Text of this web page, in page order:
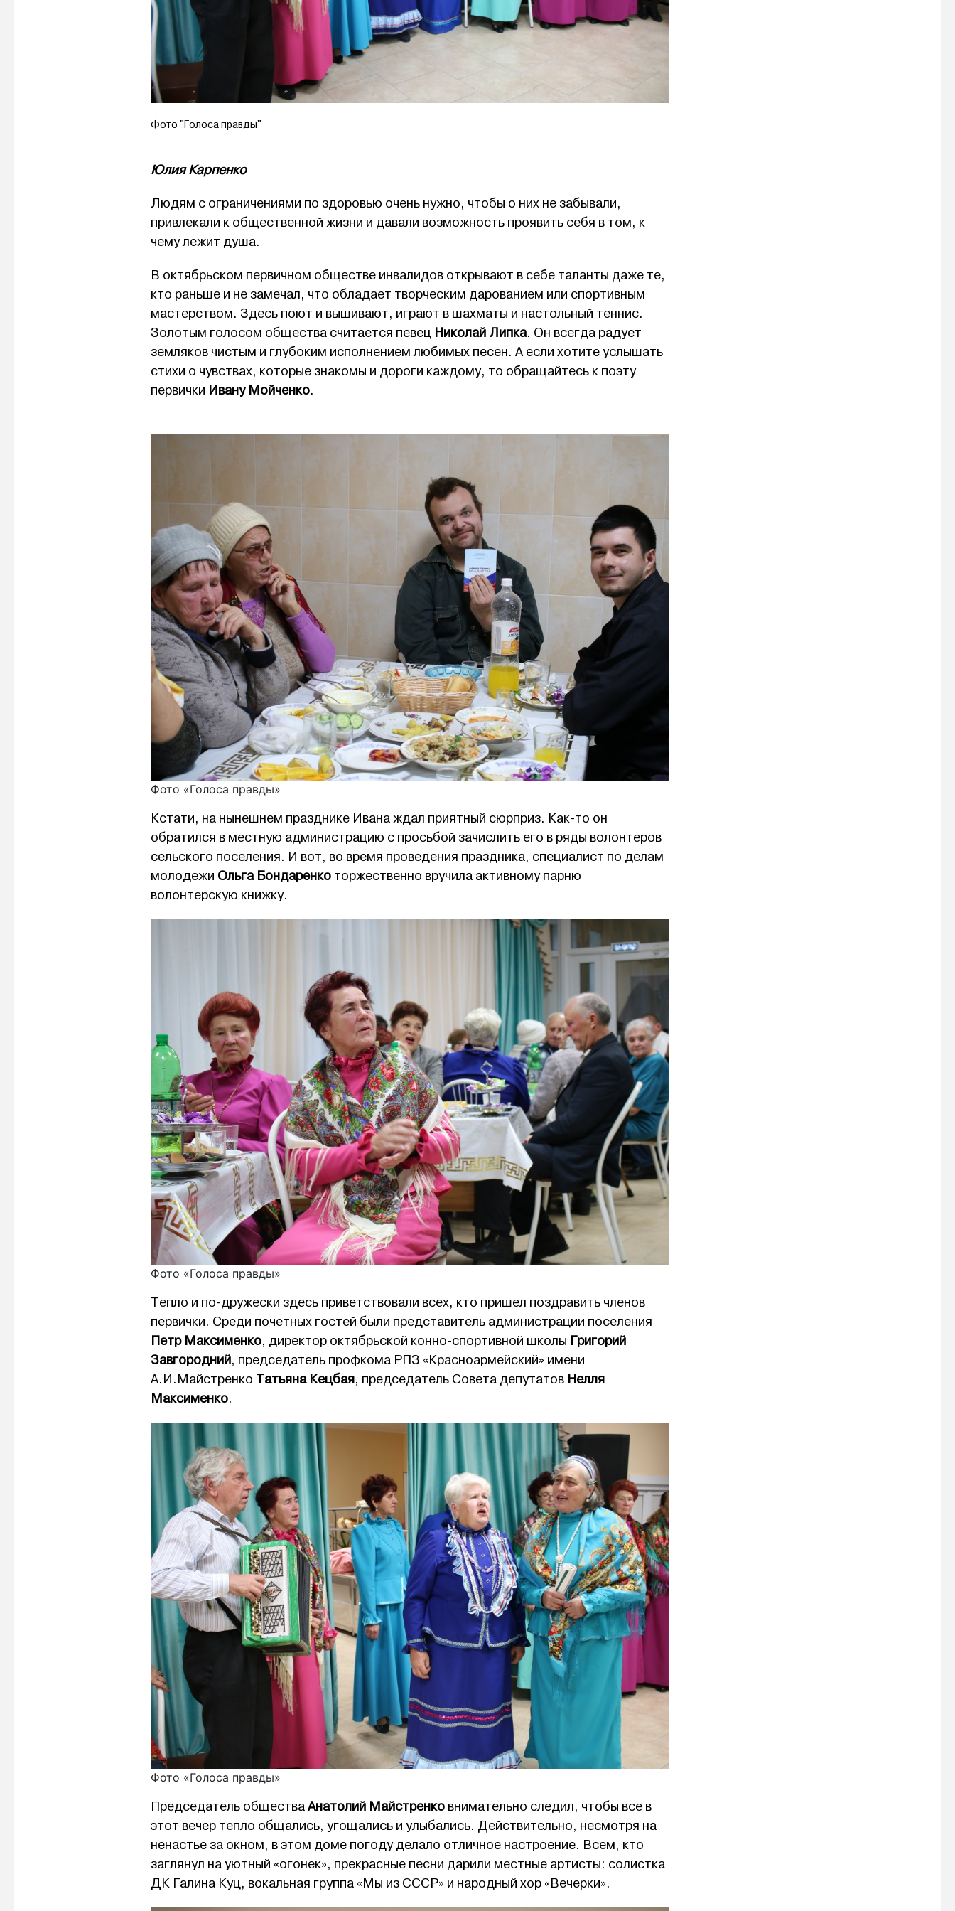
Фото "Голоса правды"
Юлия Карпенко
Людям с ограничениями по здоровью очень нужно, чтобы о них не забывали,
привлекали к общественной жизни и давали возможность проявить себя в том, к
чему лежит душа.
В октябрьском первичном обществе инвалидов открывают в себе таланты даже те,
кто раньше и не замечал, что обладает творческим дарованием или спортивным
мастерством. Здесь поют и вышивают, играют в шахматы и настольный теннис.
Золотым голосом общества считается певец Николай Липка. Он всегда радует
земляков чистым и глубоким исполнением любимых песен. А если хотите услышать
стихи о чувствах, которые знакомы и дороги каждому, то обращайтесь к поэту
первички Ивану Мойченко.
Фото «Голоса правды»
Кстати, на нынешнем празднике Ивана ждал приятный сюрприз. Как-то он
обратился в местную администрацию с просьбой зачислить его в ряды волонтеров
сельского поселения. И вот, во время проведения праздника, специалист по делам
молодежи Ольга Бондаренко торжественно вручила активному парню
волонтерскую книжку.
Фото «Голоса правды»
Тепло и по-дружески здесь приветствовали всех, кто пришел поздравить членов
первички. Среди почетных гостей были представитель администрации поселения
Петр Максименко, директор октябрьской конно-спортивной школы Григорий
Завгородний, председатель профкома РПЗ «Красноармейский» имени
А.И.Майстренко Татьяна Кецбая, председатель Совета депутатов Нелля
Максименко.
Фото «Голоса правды»
Председатель обществаАнатолий Майстренко внимательно следил, чтобы все в
этот вечер тепло общались, угощались и улыбались. Действительно, несмотря на
ненастье за окном, в этом доме погоду делало отличное настроение. Всем, кто
заглянул на уютный «огонек», прекрасные песни дарили местные артисты: солистка
ДК Галина Куц, вокальная группа «Мы из СССР» и народный хор «Вечерки».